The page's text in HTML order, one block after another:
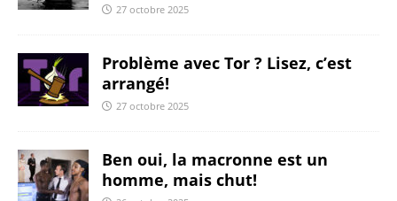
27 octobre 2025
Problème avec Tor ? Lisez, c’est
arrangé!
27 octobre 2025
Ben oui, la macronne est un
homme, mais chut!